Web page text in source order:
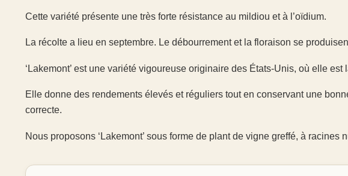
Cette variété présente une très forte résistance au mildiou et à l’oïdium.
La récolte a lieu en septembre. Le débourrement et la floraison se
‘Lakemont’ est une variété vigoureuse originaire des États-Unis, où elle est
Elle donne des rendements élevés et réguliers tout en conservant une
correcte.
Nous proposons ‘Lakemont’ sous forme de plant de vigne greffé, à racines